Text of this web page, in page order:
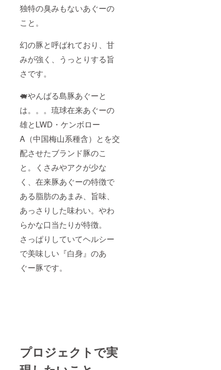
独特の臭みもないあぐーの
こと。
幻の豚と呼ばれており、甘
みが強く、うっとりする旨
さです。
🐖やんばる島豚あぐーと
は。。。琉球在来あぐーの
雄とLWD・ケンボロー
A（中国梅山系種含）とを交
配させたブランド豚のこ
と。くさみやアクが少な
く、在来豚あぐーの特徴で
ある脂肪のあまみ、旨味、
あっさりした味わい。やわ
らかな口当たりが特徴。
さっぱりしていてヘルシー
で美味しい『白身』のあ
ぐー豚です。
プロジェクトで実